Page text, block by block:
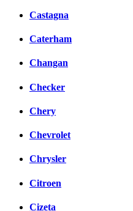
Castagna
Caterham
Changan
Checker
Chery
Chevrolet
Chrysler
Citroen
Cizeta